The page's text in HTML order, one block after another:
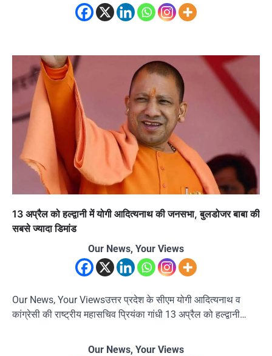
13 अप्रैल को हल्द्वानी में योगी आदित्यनाथ की जनसभा, बुलडोजर बाबा की
सबसे ज्यादा डिमांड
Our News, Your Views
Our News, Your Viewsउत्तर प्रदेश के सीएम योगी आदित्यनाथ व
कांग्रेसी की राष्ट्रीय महासचिव प्रियंका गांधी 13 अप्रैल को हल्द्वानी…
Our News, Your Views